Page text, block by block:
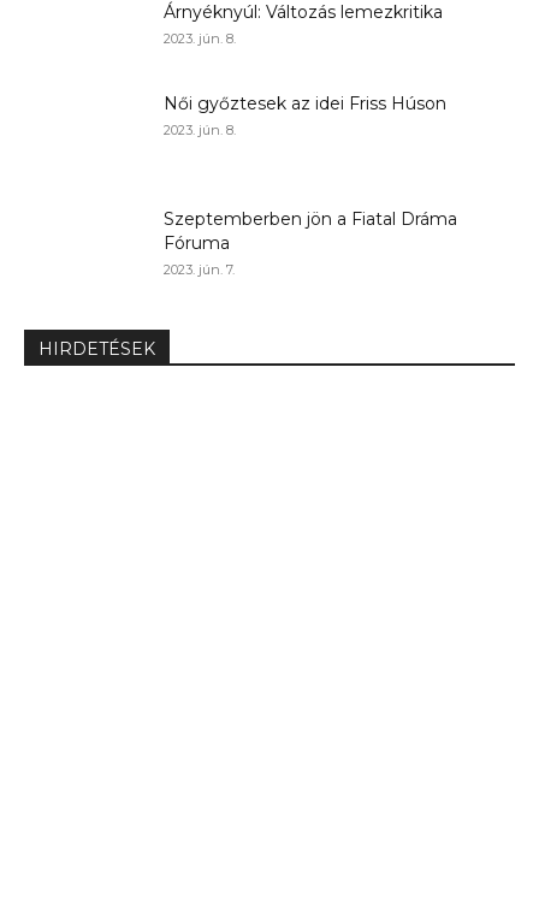
Árnyéknyúl: Változás lemezkritika
2023. jún. 8.
Női győztesek az idei Friss Húson
2023. jún. 8.
Szeptemberben jön a Fiatal Dráma
Fóruma
2023. jún. 7.
HIRDETÉSEK